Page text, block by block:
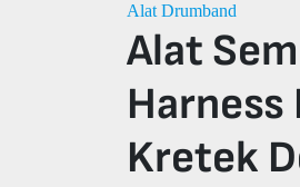
Alat Drumband
Alat
Harness
Kretek